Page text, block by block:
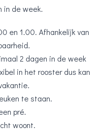
in de week.
en 1.00. Afhankelijk van
2 dagen in de week
in het rooster dus kan
te staan.
pré.
woont.